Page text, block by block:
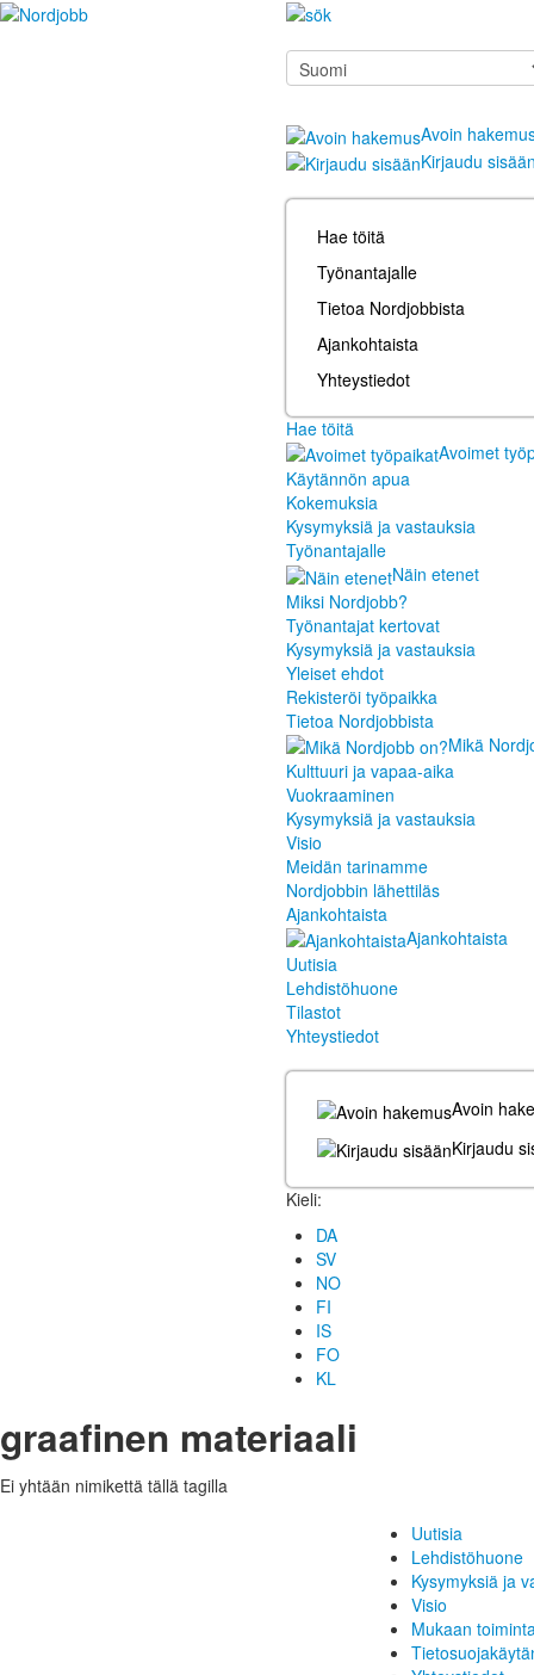
Avoin
Kirjaudu
Hae töitä
Työnantajalle
Tietoa Nordjobbista
Ajankohtaista
Yhteystiedot
Hae töitä
Avoimet
Käytännön apua
Kokemuksia
Kysymyksiä ja vastauksia
Työnantajalle
Näin etenet
Miksi Nordjobb?
Työnantajat kertovat
Kysymyksiä ja vastauksia
Yleiset ehdot
Rekisteröi työpaikka
Tietoa Nordjobbista
Mikä
Kulttuuri ja vapaa-aika
Vuokraaminen
Kysymyksiä ja vastauksia
Visio
Meidän tarinamme
Nordjobbin lähettiläs
Ajankohtaista
Ajankohtaista
Uutisia
Lehdistöhuone
Tilastot
Yhteystiedot
Avoin
Kirjaudu
Kieli:
DA
SV
NO
FI
IS
FO
KL
graafinen materiaali
Ei yhtään nimikettä tällä tagilla
Uutisia
Lehdistöhuone
Kysymyksiä ja
Visio
Mukaan